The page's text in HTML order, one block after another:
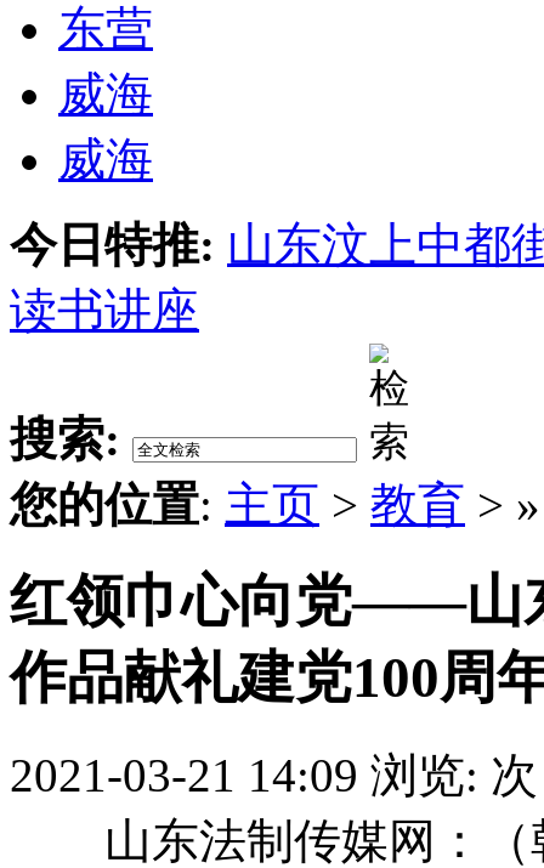
东营
威海
威海
今日特推: 山东汶上中都
读书讲座
搜索:
您的位置: 主页 > 教育 >
红领巾心向党——山
作品献礼建党100周
2021-03-21 14:09 浏览: 次
山东法制传媒网：（